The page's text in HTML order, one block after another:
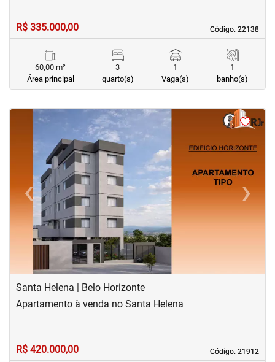
Código. 22138
Código. 22138
R$ 335.000,00
60,00 m²
Área principal
3
quarto(s)
1
Vaga(s)
1
banho(s)
<
‹Previous ›Next
Santa Helena | Belo Horizonte
Código. 21912
Código. 21912
Apartamento à venda no Santa Helena
R$ 420.000,00